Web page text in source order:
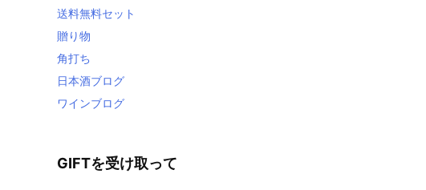
送料無料セット
贈り物
角打ち
日本酒ブログ
ワインブログ
GIFTを受け取って